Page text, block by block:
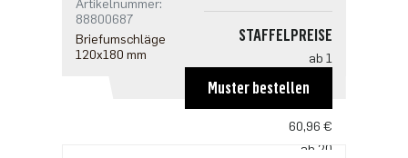
Artikelnummer:
88800687
Briefumschläge
120x180 mm
STAFFELPREISE
ab 1
71,46 €
60,96 €
ab 20
Muster bestellen